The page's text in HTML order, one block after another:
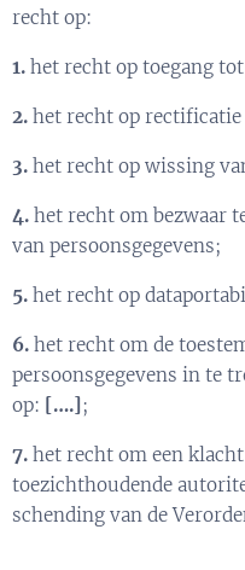
recht op:
1. het recht op toegang
2. het recht op rectificatie
3. het recht op wissing
4. het recht om bezwaar
van persoonsgegevens;
5. het recht op
6. het recht om de
persoonsgegevens in te
op: [….];
7. het recht om een
toezichthoudende
schending van de